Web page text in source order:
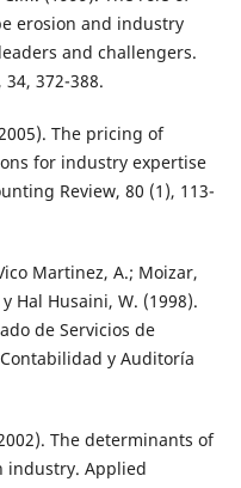
erosion and industry
and challengers.
372-388.
The pricing of
for industry expertise
Review, 80 (1), 113-
Martinez, A.; Moizar,
Hal Husaini, W. (1998).
de Servicios de
y Auditoría
The determinants of
industry. Applied